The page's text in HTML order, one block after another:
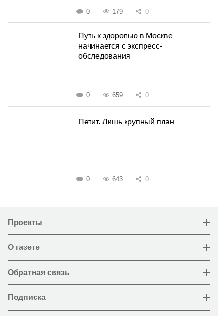
0 179 0
Путь к здоровью в Москве
начинается с экспресс-
обследования
0 659 0
Петит. Лишь крупный план
0 643 0
Проекты
О газете
Обратная связь
Подписка